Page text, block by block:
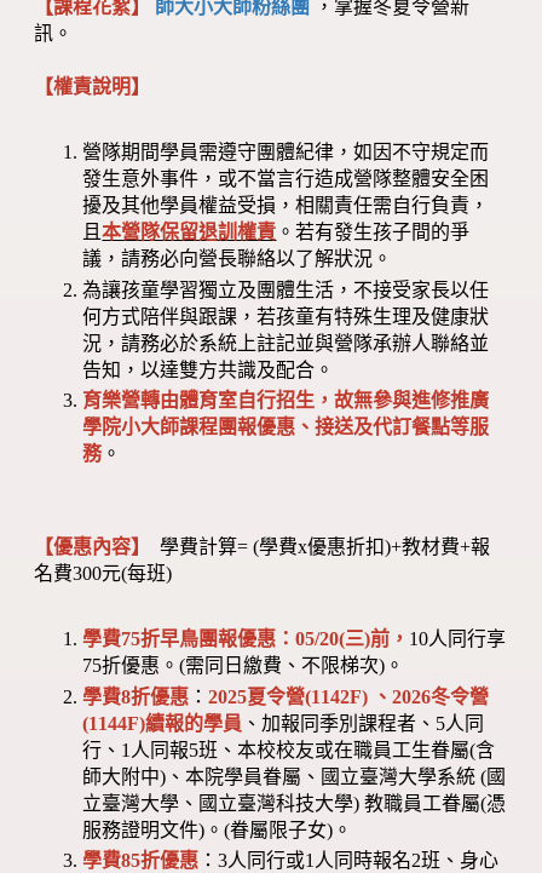
【課程花絮】 師大小大師粉絲團
，掌握冬夏令營新
訊。
【權責說明】
營隊期間學員需遵守團體紀律，如因不守規定而
發生意外事件，或不當言行造成營隊整體安全困
擾及其他學員權益受損，相關責任需自行負責，
且本營隊保留退訓權責 。若有發生孩子間的爭
議，請務必向營長聯絡以了解狀況。
為讓孩童學習獨立及團體生活，不接受家長以任
何方式陪伴與跟課，若孩童有特殊生理及健康狀
況，請務必於系統上註記並與營隊承辦人聯絡並
告知，以達雙方共識及配合。
育樂營轉由體育室自行招生，故無參與進修推廣
學院小大師課程團報優惠、接送及代訂餐點等服
務。
【優惠內容】
學費計算= (學費x優惠折扣)+教材費+報
名費300元(每班)
學費75折早鳥團報優惠：05/20(三)前， 10人同行享
75折優惠。(需同日繳費、不限梯次)。
學費8折優惠 ：2025夏令營(1142F) 、2026冬令營
(1144F)續報的學員 、加報同季別課程者、5人同
行、1人同報5班、本校校友或在職員工生眷屬(含
師大附中)、本院學員眷屬、國立臺灣大學系統 (國
立臺灣大學、國立臺灣科技大學) 教職員工眷屬(憑
服務證明文件)。(眷屬限子女)。
學費85折優惠 ：3人同行或1人同時報名2班、身心